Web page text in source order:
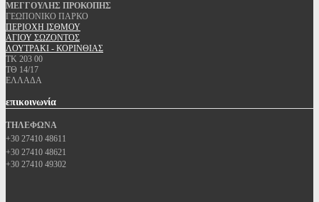
ΜΕΓΓΟΥΛΗΣ ΠΡΟΚΟΠΗΣ
ΓΕΩΠΟΝΙΚΟ ΠΑΡΚΟ
ΠΕΡΙΟΧΗ ΙΣΘΜΟΥ
ΑΓΙΟΥ ΣΩΖΟΝΤΟΣ
ΛΟΥΤΡΑΚΙ - ΚΟΡΙΝΘΙΑΣ
ΤΚ 203 00
ΤΘ 14/17
ΕΛΛΑΔΑ
επικοινωνία
ΤΗΛΕΦΩΝΑ
+30 27410 48611
+30 27410 48621
+30 27410 49302